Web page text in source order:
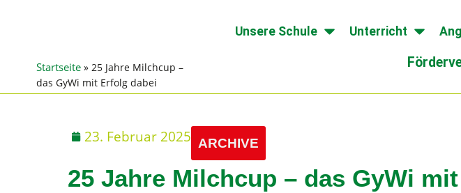
Startseite »25 Jahre Milchcup –
das GyWi mit Erfolg dabei
Unsere Schule Unterricht
23. Februar 2025 ARCHIVE
25 Jahre Milchcup – das GyWi